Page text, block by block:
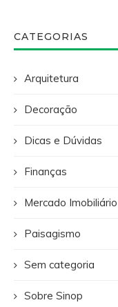
CATEGORIAS
Arquitetura
Decoração
Dicas e Dúvidas
Finanças
Mercado Imobiliário
Paisagismo
Sem categoria
Sobre Sinop